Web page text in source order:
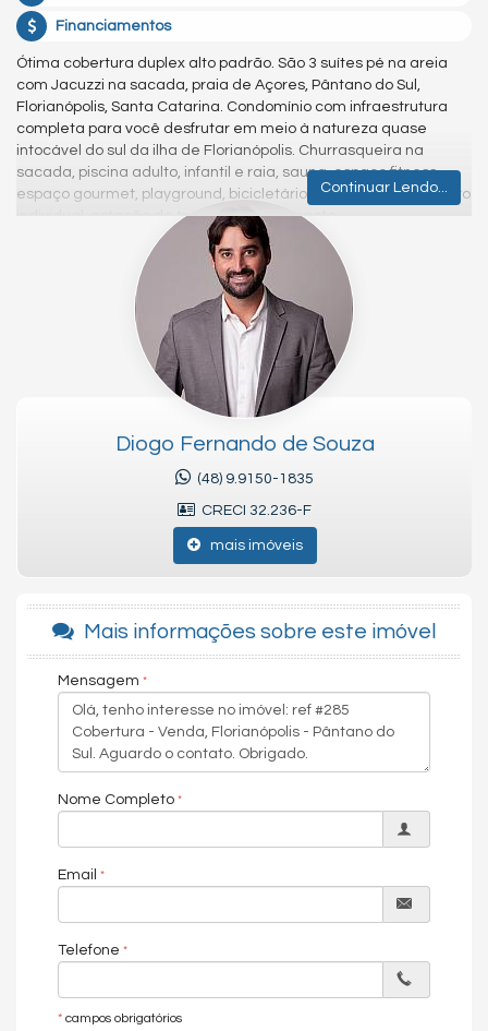
Financiamentos
Ótima cobertura duplex alto padrão. São 3 suítes pé na areia
com Jacuzzi na sacada, praia de Açores, Pântano do Sul,
Florianópolis, Santa Catarina. Condomínio com infraestrutura
completa para você desfrutar em meio à natureza quase
intocável do sul da ilha de Florianópolis. Churrasqueira na
sacada, piscina adulto, infantil e raia, sauna, espaço fitness,
espaço gourmet, playground, bicicletário, hobby box, hidrômetro
individual, estação de tratamento de esgoto.
Venha tomar um café comigo!
Atenciosamente,
Diogo Fernando de Souza
CNAI 37814 - Perito Avaliador
Diogo Fernando Imóveis - Aluguel, Compra e Vendas
Viva Floripa Imóveis - Aluguel, Compra e Vendas
Férias Floripa Imóveis - Aluguel de Temporada
Chave do anúncio: njwWTBaYgsUEIe4b
Continuar Lendo...
Diogo Fernando de Souza
(48) 9.9150-1835
CRECI 32.236-F
mais imóveis
Mais informações sobre este imóvel
Mensagem
Nome Completo
Email
Telefone
* campos obrigatórios